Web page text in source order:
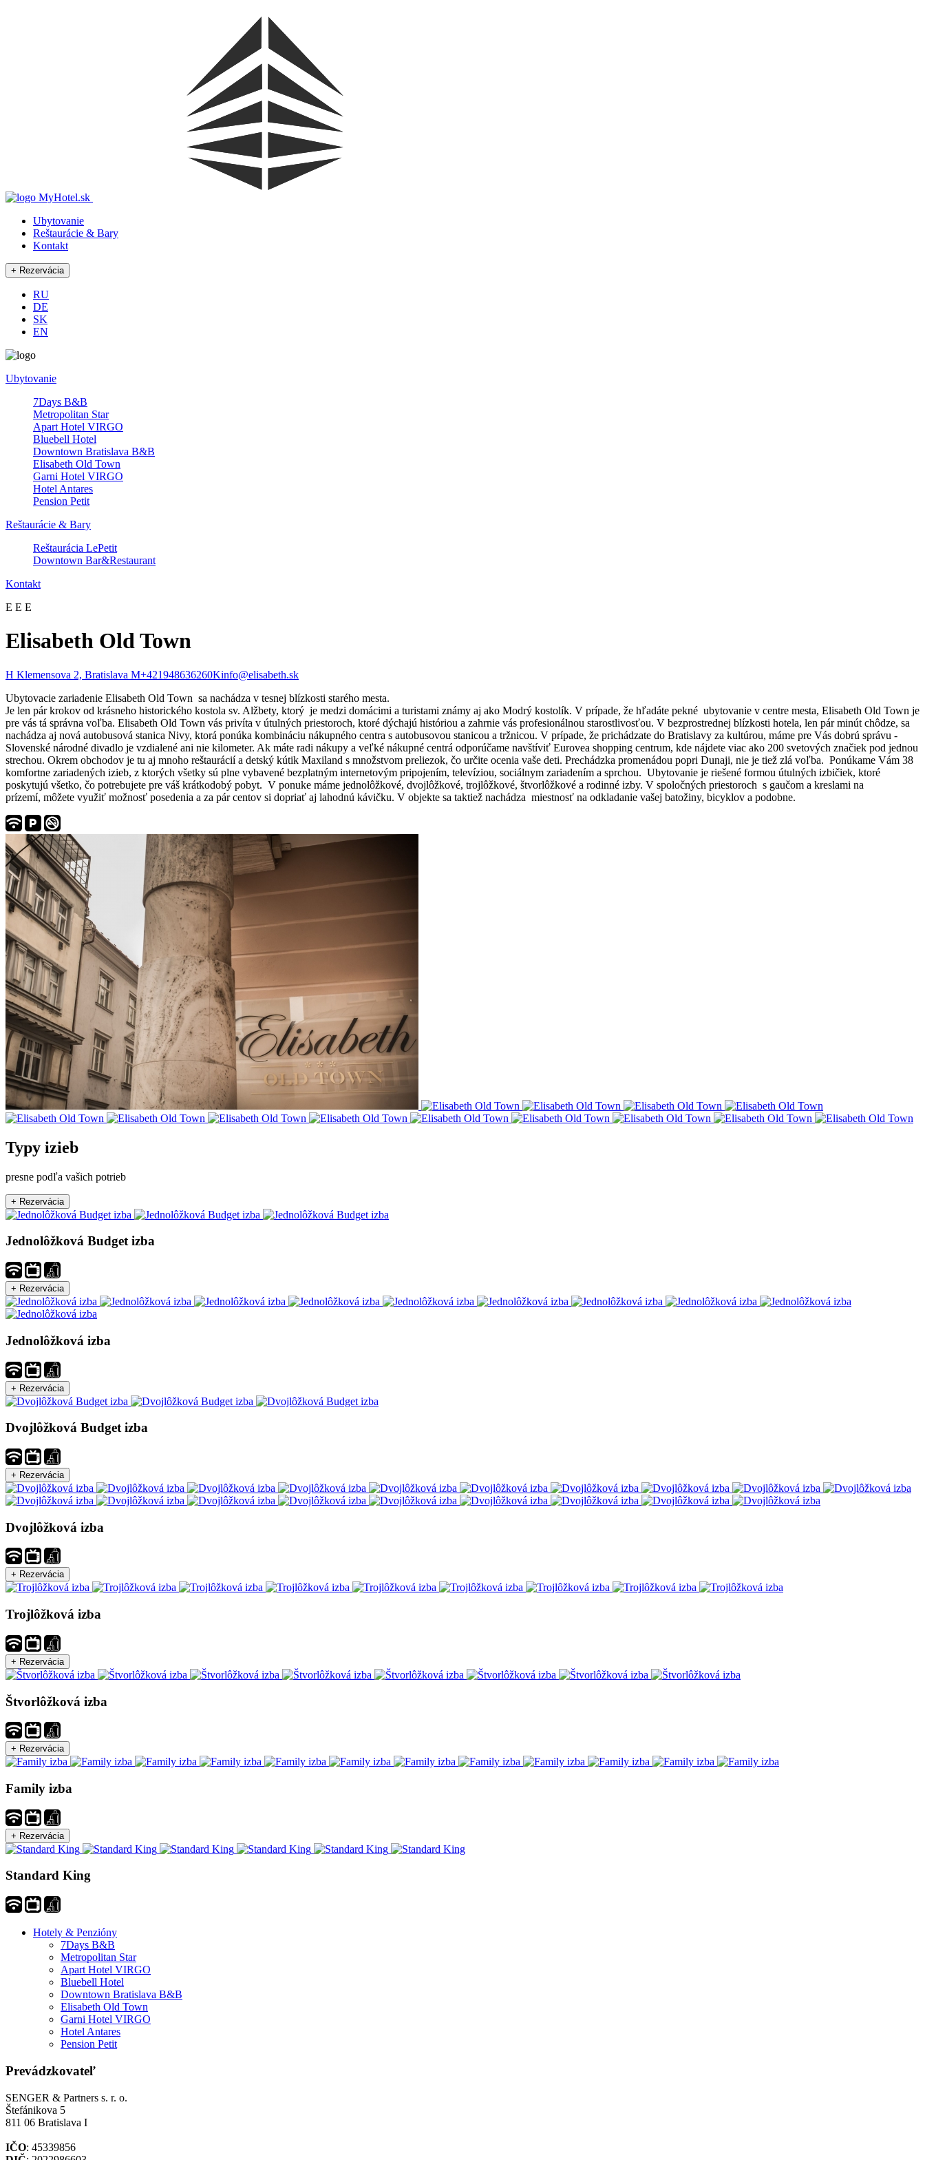
Ubytovanie
Reštaurácie & Bary
Kontakt
RU
DE
SK
EN
Ubytovanie
7Days B&B
Metropolitan Star
Apart Hotel VIRGO
Bluebell Hotel
Downtown Bratislava B&B
Elisabeth Old Town
Garni Hotel VIRGO
Hotel Antares
Pension Petit
Reštaurácie & Bary
Reštaurácia LePetit
Downtown Bar&Restaurant
Kontakt
E E E
Elisabeth Old Town
H Klemensova 2, Bratislava M+421948636260Kinfo@elisabeth.sk
Ubytovacie zariadenie Elisabeth Old Town sa nachádza v tesnej blízkosti starého mesta.
Je len pár krokov od krásneho historického kostola sv. Alžbety, ktorý je medzi domácimi a turistami známy aj ako Modrý kostolík. V prípade, že hľadáte pekné ubytovanie v centre mesta, Elisabeth Old Town je
pre vás tá správna voľba. Elisabeth Old Town vás privíta v útulných priestoroch, ktoré dýchajú históriou a zahrnie vás profesionálnou starostlivosťou. V bezprostrednej blízkosti hotela, len pár minút chôdze, sa
nachádza aj nová autobusová stanica Nivy, ktorá ponúka kombináciu nákupného centra s autobusovou stanicou a tržnicou. V prípade, že prichádzate do Bratislavy za kultúrou, máme pre Vás dobrú správu -
Slovenské národné divadlo je vzdialené ani nie kilometer. Ak máte radi nákupy a veľké nákupné centrá odporúčame navštíviť Eurovea shopping centrum, kde nájdete viac ako 200 svetových značiek pod jednou
strechou. Okrem obchodov je tu aj mnoho reštaurácií a detský kútik Maxiland s množstvom preliezok, čo určite ocenia vaše deti. Prechádzka promenádou popri Dunaji, nie je tiež zlá voľba. Ponúkame Vám 38
komfortne zariadených izieb, z ktorých všetky sú plne vybavené bezplatným internetovým pripojením, televíziou, sociálnym zariadením a sprchou. Ubytovanie je riešené formou útulných izbičiek, ktoré
poskytujú všetko, čo potrebujete pre váš krátkodobý pobyt. V ponuke máme jednolôžkové, dvojlôžkové, trojlôžkové, štvorlôžkové a rodinné izby. V spoločných priestoroch s gaučom a kreslami na
prízemí, môžete využiť možnosť posedenia a za pár centov si dopriať aj lahodnú kávičku. V objekte sa taktiež nachádza miestnosť na odkladanie vašej batožiny, bicyklov a podobne.
Typy izieb
presne podľa vašich potrieb
Jednolôžková Budget izba
Jednolôžková izba
Dvojlôžková Budget izba
Dvojlôžková izba
Trojlôžková izba
Štvorlôžková izba
Family izba
Standard King
Hotely & Penzióny
7Days B&B
Metropolitan Star
Apart Hotel VIRGO
Bluebell Hotel
Downtown Bratislava B&B
Elisabeth Old Town
Garni Hotel VIRGO
Hotel Antares
Pension Petit
Prevádzkovateľ
SENGER & Partners s. r. o.
Štefánikova 5
811 06 Bratislava I
IČO: 45339856